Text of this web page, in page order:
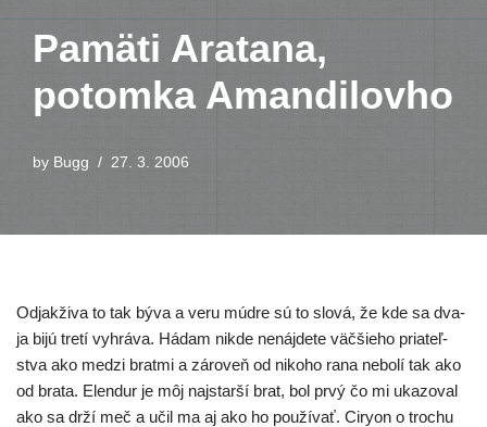
Pamäti Aratana,
potomka Amandilovho
by Bugg 27. 3. 2006
Odjakživa to tak býva a veru múd­re sú to slo­vá, že kde sa dva­
ja bijú tre­tí vyhrá­va. Hádam nikde nenáj­de­te väč­šie­ho pria­teľ­
stva ako medzi brat­mi a záro­veň od niko­ho rana nebo­lí tak ako
od bra­ta. Elendur je môj naj­star­ší brat, bol prvý čo mi uka­zo­val
ako sa drží meč a učil ma aj ako ho pou­ží­vať. Ciryon o tro­chu